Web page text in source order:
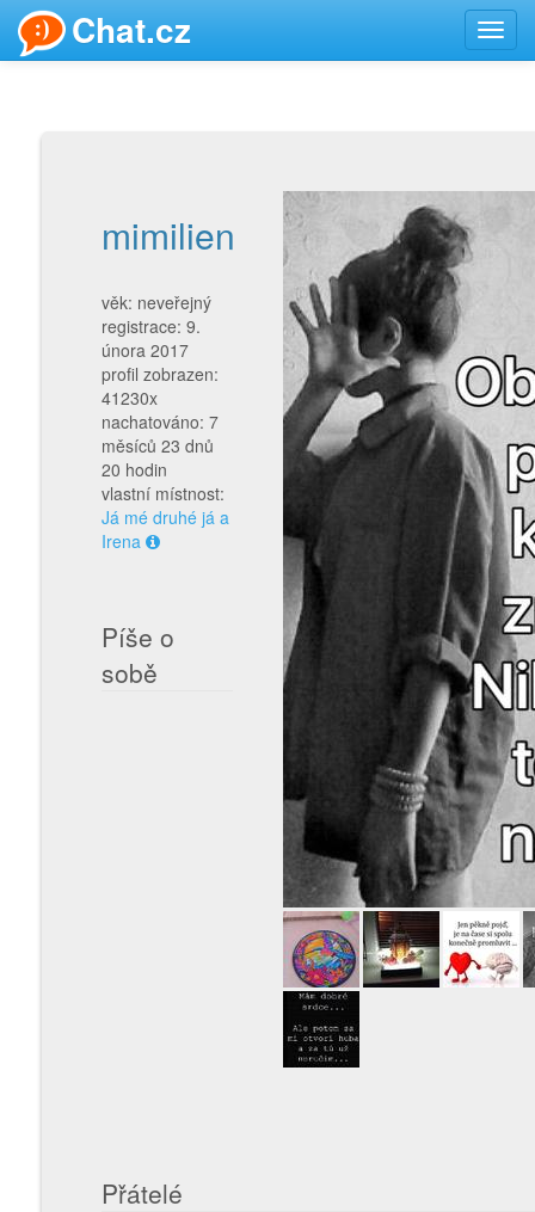
Chat.cz
mimilien
věk: neveřejný
registrace: 9.
února 2017
profil zobrazen:
41230x
nachatováno: 7
měsíců 23 dnů
20 hodin
vlastní místnost:
Já mé druhé já a
Irena
Píše o
sobě
Přátelé